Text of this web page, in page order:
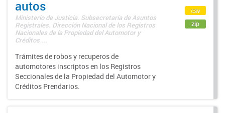
autos
Ministerio de Justicia. Subsecretaría de Asuntos
Registrales. Dirección Nacional de los Registros
Nacionales de la Propiedad del Automotor y
Créditos ...
Trámites de robos y recuperos de
automotores inscriptos en los Registros
Seccionales de la Propiedad del Automotor y
Créditos Prendarios.
csv
zip